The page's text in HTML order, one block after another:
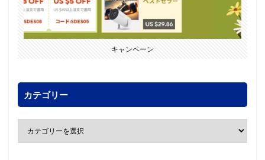
キャンペーン
カテゴリー